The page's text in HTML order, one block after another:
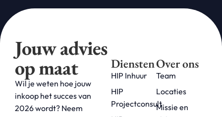
Jouw advies
op maat
Wil je weten hoe jouw
inkoop het succes van
2026 wordt? Neem
Diensten
HIP Inhuur
HIP
Projectconsult
Over ons
Team
Locaties
Missie en